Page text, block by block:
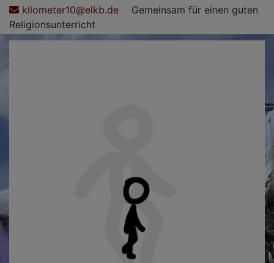
Direkt
zum
Inhalt
kilometer10@elkb.de
Gemeinsam für einen guten
Religionsunterricht